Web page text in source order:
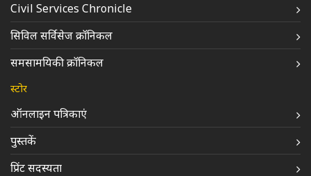
Civil Services Chronicle
सिविल सर्विसेज क्रॉनिकल
समसामयिकी क्रॉनिकल
स्टोर
ऑनलाइन पत्रिकाएं
पुस्तकें
प्रिंट सदस्यता